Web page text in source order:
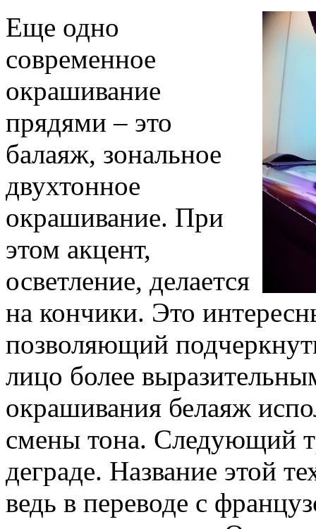
Еще одно
современное
окрашивание
прядями – это
балаяж, зональное
двухтонное
окрашивание. При
этом акцент,
осветление, делается
на кончики. Это
позволяющий
лицо более
окрашивания белаяж
смены тона. Следующий
деграде. Название этой
ведь в переводе с